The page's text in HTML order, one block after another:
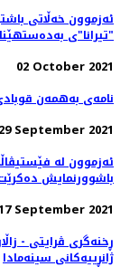
ئەزموون خەڵاتی
"تیرانا"ی به‌ده‌ستهێنا
02 October 2021
نامه‌ی به‌همه‌ن
29 September 2021
ئەزموون لە
باشوورنمایش
September 2021
ڕخنەگری ڤرایتی -
ژانڕییەکانی سینەمادا